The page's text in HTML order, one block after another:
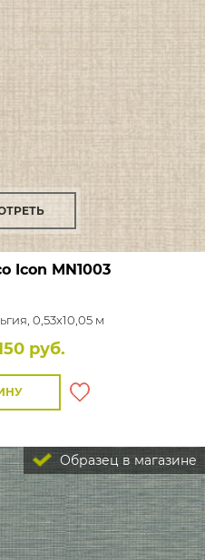
Icon MN1003
0,53x10,05 м
руб.
Образец в магазине